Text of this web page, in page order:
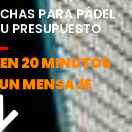
PARA PÁDEL
PRESUPUESTO
20 MINUTOS
MENSAJE